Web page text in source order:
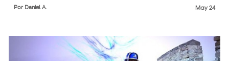
May 24
Por Daniel A.